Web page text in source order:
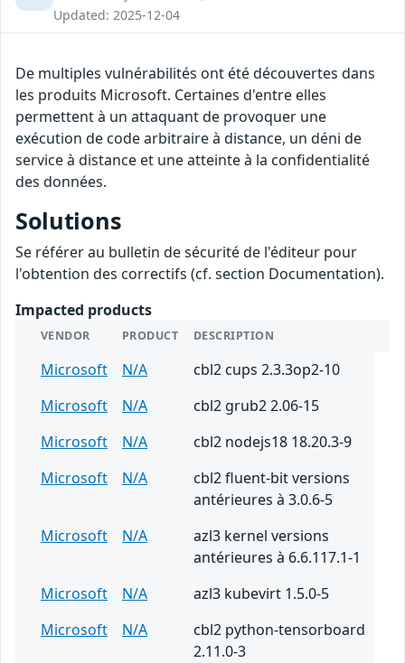
Updated: 2025-12-04
De multiples vulnérabilités ont été découvertes dans
les produits Microsoft. Certaines d'entre elles
permettent à un attaquant de provoquer une
exécution de code arbitraire à distance, un déni de
service à distance et une atteinte à la confidentialité
des données.
Solutions
Se référer au bulletin de sécurité de l'éditeur pour
l'obtention des correctifs (cf. section Documentation).
Impacted products
VENDOR PRODUCT DESCRIPTION
Microsoft N/A
cbl2 cups 2.3.3op2-10
Microsoft
N/A
cbl2 grub2 2.06-15
Microsoft
N/A
cbl2 nodejs18 18.20.3-9
Microsoft
N/A
cbl2 fluent-bit versions
antérieures à 3.0.6-5
Microsoft
N/A
azl3 kernel versions
antérieures à 6.6.117.1-1
Microsoft
N/A
azl3 kubevirt 1.5.0-5
Microsoft
N/A
cbl2 python-tensorboard
2.11.0-3